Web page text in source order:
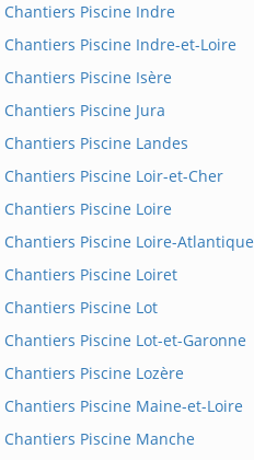
Chantiers Piscine Indre
Chantiers Piscine Indre-et-Loire
Chantiers Piscine Isère
Chantiers Piscine Jura
Chantiers Piscine Landes
Chantiers Piscine Loir-et-Cher
Chantiers Piscine Loire
Chantiers Piscine Loire-Atlantique
Chantiers Piscine Loiret
Chantiers Piscine Lot
Chantiers Piscine Lot-et-Garonne
Chantiers Piscine Lozère
Chantiers Piscine Maine-et-Loire
Chantiers Piscine Manche